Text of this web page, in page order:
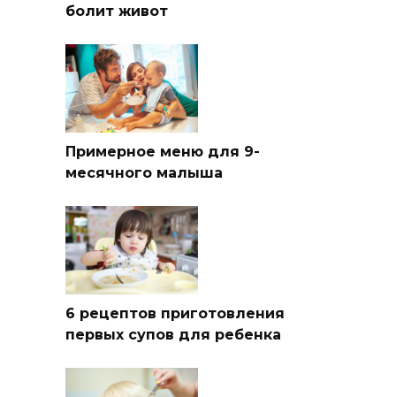
болит живот
Примерное меню для 9-
месячного малыша
6 рецептов приготовления
первых супов для ребенка